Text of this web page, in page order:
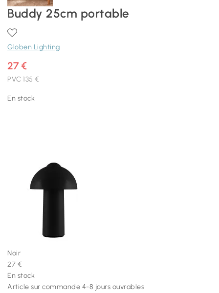
Buddy 25cm portable
Globen Lighting
27 €
PVC 135 €
En stock
Noir
27 €
En stock
Article sur commande 4-8 jours ouvrables